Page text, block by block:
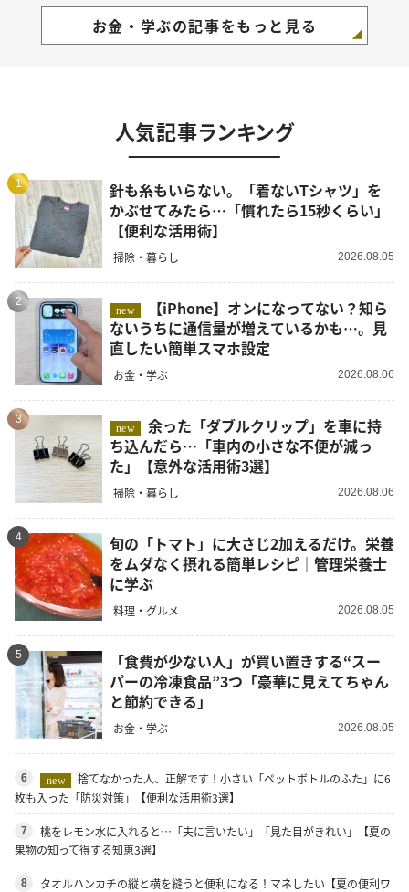
お金・学ぶの記事をもっと見る
人気記事ランキング
1
針も糸もいらない。「着ないTシャツ」を
かぶせてみたら…「慣れたら15秒くらい」
【便利な活用術】
掃除・暮らし 2026.08.05
2
new
ないうちに通信量が増えているかも…。見
直したい簡単スマホ設定
お金・学ぶ 2026.08.06
3
new
余った「ダブルクリップ」を車に持
ち込んだら…「車内の小さな不便が減っ
た」【意外な活用術3選】
掃除・暮らし 2026.08.06
4
旬の「トマト」に大さじ2加えるだけ。栄養
をムダなく摂れる簡単レシピ｜管理栄養士
に学ぶ
料理・グルメ 2026.08.05
5
「食費が少ない人」が買い置きする“スー
パーの冷凍食品”3つ「豪華に見えてちゃん
と節約できる」
お金・学ぶ 2026.08.05
6 new
捨てなかった人、正解です！小さい「ペットボトルのふた」に6
枚も入った「防災対策」【便利な活用術3選】
7
桃をレモン水に入れると…「夫に言いたい」「見た目がきれい」【夏の
果物の知って得する知恵3選】
8
タオルハンカチの縦と横を縫うと便利になる！マネしたい【夏の便利ワ